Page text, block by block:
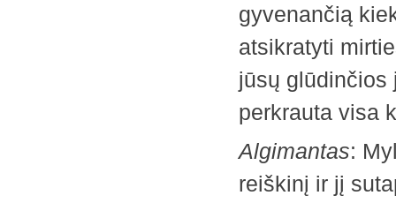
gyvenančią
atsikratyti
jūsų glūdinčios
perkrauta visa
Algimantas:
reiškinį ir jį